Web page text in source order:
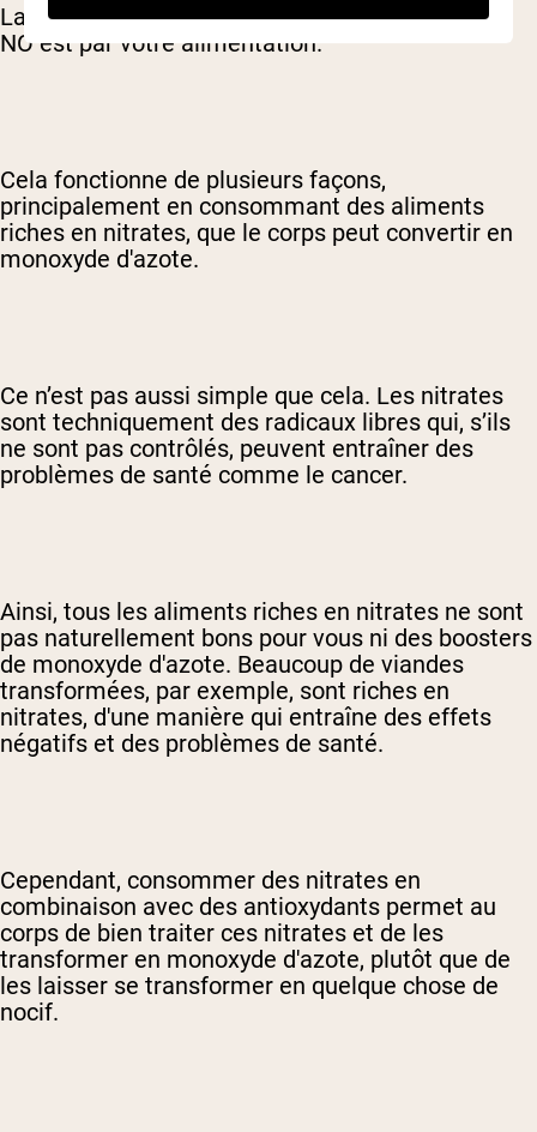
La meilleure façon d’augmenter vos réserves de
NO est par votre alimentation.
Cela fonctionne de plusieurs façons,
principalement en consommant des aliments
riches en nitrates, que le corps peut convertir en
monoxyde d'azote.
Ce n’est pas aussi simple que cela. Les nitrates
sont techniquement des radicaux libres qui, s’ils
ne sont pas contrôlés, peuvent entraîner des
problèmes de santé comme le cancer.
Ainsi, tous les aliments riches en nitrates ne sont
pas naturellement bons pour vous ni des boosters
de monoxyde d'azote. Beaucoup de viandes
transformées, par exemple, sont riches en
nitrates, d'une manière qui entraîne des effets
négatifs et des problèmes de santé.
Cependant, consommer des nitrates en
combinaison avec des antioxydants permet au
corps de bien traiter ces nitrates et de les
transformer en monoxyde d'azote, plutôt que de
les laisser se transformer en quelque chose de
nocif.